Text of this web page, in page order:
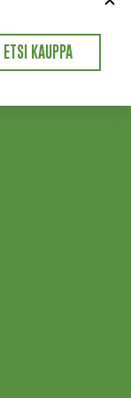
ETSI KAUPPA